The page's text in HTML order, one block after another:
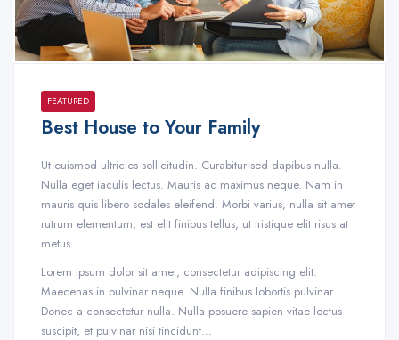
FEATURED
Best House to Your Family
Ut euismod ultricies sollicitudin. Curabitur sed dapibus nulla.
Nulla eget iaculis lectus. Mauris ac maximus neque. Nam in
mauris quis libero sodales eleifend. Morbi varius, nulla sit amet
rutrum elementum, est elit finibus tellus, ut tristique elit risus at
metus.
Lorem ipsum dolor sit amet, consectetur adipiscing elit.
Maecenas in pulvinar neque. Nulla finibus lobortis pulvinar.
Donec a consectetur nulla. Nulla posuere sapien vitae lectus
suscipit, et pulvinar nisi tincidunt…